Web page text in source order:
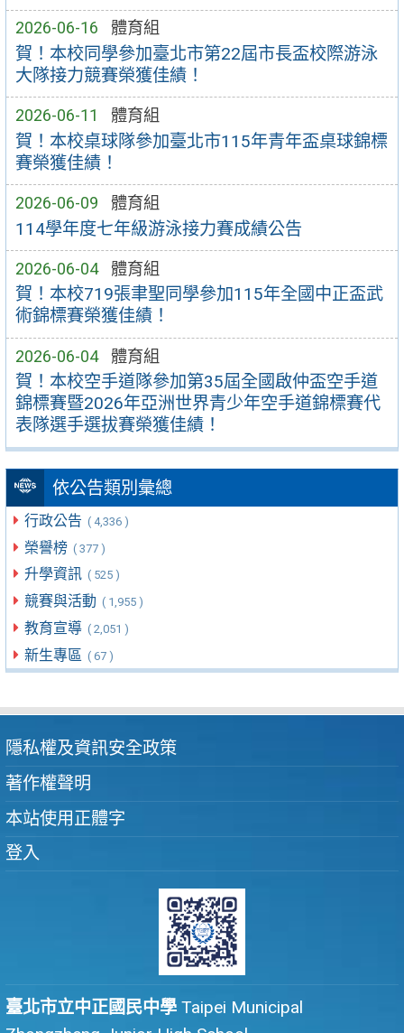
2026-06-16 體育組
賀！本校同學參加臺北市第22屆市長盃校際游泳
大隊接力競賽榮獲佳績！
2026-06-11 體育組
賀！本校桌球隊參加臺北市115年青年盃桌球錦標
賽榮獲佳績！
2026-06-09 體育組
114學年度七年級游泳接力賽成績公告
2026-06-04 體育組
賀！本校719張聿聖同學參加115年全國中正盃武
術錦標賽榮獲佳績！
2026-06-04 體育組
賀！本校空手道隊參加第35屆全國啟仲盃空手道
錦標賽暨2026年亞洲世界青少年空手道錦標賽代
表隊選手選拔賽榮獲佳績！
依公告類別彙總
行政公告 ( 4,336 )
榮譽榜 ( 377 )
升學資訊 ( 525 )
競賽與活動 ( 1,955 )
教育宣導 ( 2,051 )
新生專區 ( 67 )
隱私權及資訊安全政策
著作權聲明
本站使用正體字
登入
臺北市立中正國民中學 Taipei Municipal